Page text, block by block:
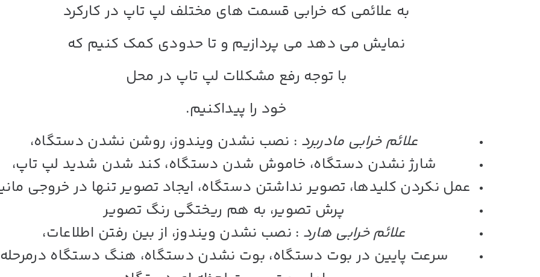
به علائمی که خرابی قسمت های مختلف لپ تاپ در کارکرد
نمایش می دهد می پردازیم و تا حدودی کمک کنیم که
با توجه رفع مشکلات لپ تاپ در محل
خود را پیداکنیم.
علائم خرابی مادربرد : نصب نشدن ویندوز، روشن نشدن دستگاه،
شارژ نشدن دستگاه، خاموش شدن دستگاه، کند شدن شدید لپ تاپ،
عمل نکردن کلیدها، تصویر نداشتن دستگاه، ایجاد تصویر تنها در خروجی
پرش تصویر، به هم ریختگی رنگ تصویر
علائم خرابی هارد : نصب نشدن ویندوز، از بین رفتن اطلاعات،
سرعت پایین در بوت دستگاه، بوت نشدن دستگاه، هنگ دستگاه درمرحله